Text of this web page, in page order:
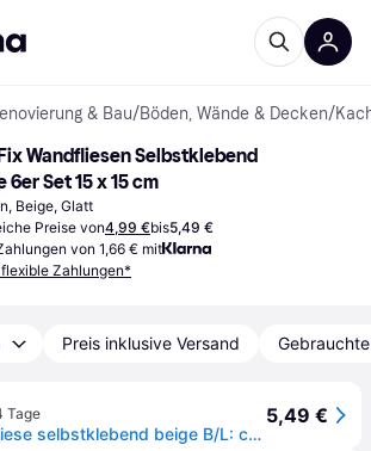
& Bau/Böden, Wände & Decken/
Wandfliesen Selbstklebend
6er Set 15 x 15 cm
Beige, Glatt
Preise von4,99 €bis5,49 €
von 1,66 € mit
Zahlungen*
Preis inklusive Versand
Tage
d-c-fix Wandfliese selbstklebend beige B/L: ca. 15,25x15,25 cm
5,49 €